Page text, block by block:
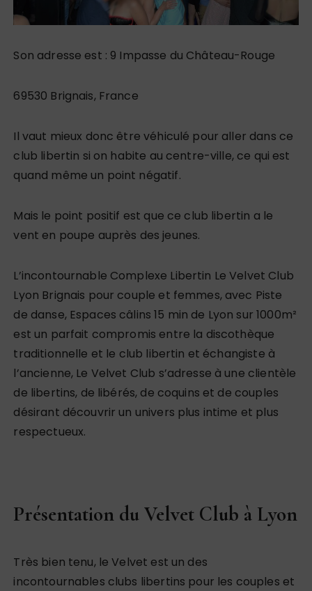
Son adresse est : 9 Impasse du Château-Rouge
69530 Brignais, France
Il vaut mieux donc être véhiculé pour aller dans ce
club libertin si on habite au centre-ville, ce qui est
quand même un point négatif.
Mais le point positif est que ce club libertin a le
vent en poupe auprès des jeunes.
L’incontournable Complexe Libertin Le Velvet Club
Lyon Brignais pour couple et femmes, avec Piste
de danse, Espaces câlins 15 min de Lyon sur 1000m²
est un parfait compromis entre la discothèque
traditionnelle et le club libertin et échangiste à
l’ancienne, Le Velvet Club s’adresse à une clientèle
de libertins, de libérés, de coquins et de couples
désirant découvrir un univers plus intime et plus
respectueux.
Présentation du Velvet Club à Lyon
Très bien tenu, le Velvet est un des
incontournables clubs libertins pour les couples et